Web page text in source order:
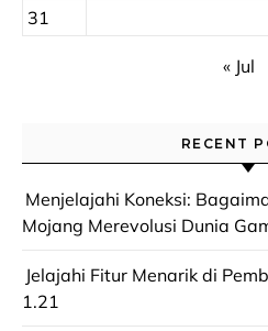
31
« Jul
RECENT
Menjelajahi Koneksi:
Mojang Merevolusi Dunia
Jelajahi Fitur Menarik di
1.21